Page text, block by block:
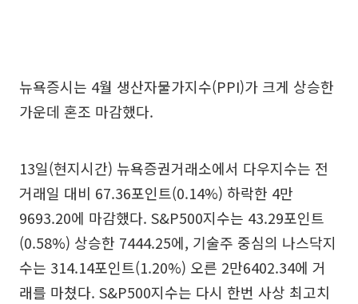
뉴욕증시는 4월 생산자물가지수(PPI)가 크게 상승한
가운데 혼조 마감했다.
13일(현지시간) 뉴욕증권거래소에서 다우지수는 전
거래일 대비 67.36포인트(0.14%) 하락한 4만
9693.20에 마감했다. S&P500지수는 43.29포인트
(0.58%) 상승한 7444.25에, 기술주 중심의 나스닥지
수는 314.14포인트(1.20%) 오른 2만6402.34에 거
래를 마쳤다. S&P500지수는 다시 한번 사상 최고치